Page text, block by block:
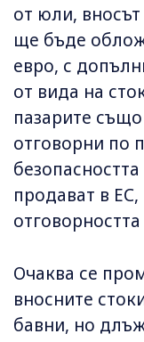
от юли,
ще бъде
евро, с
от вида на
пазарите
отговорни по
продават в
Очаква се
вносните
бавни, но